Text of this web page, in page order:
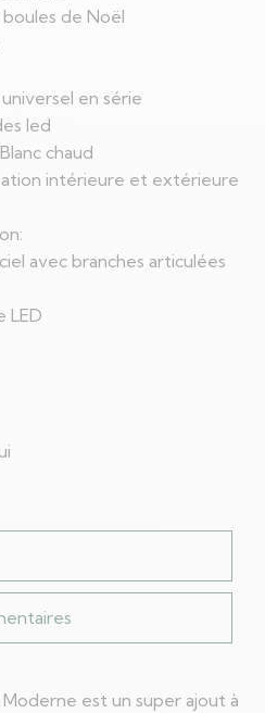
de Noël
en série
led
chaud
intérieure et extérieure
avec branches articulées
LED
est un super ajout à